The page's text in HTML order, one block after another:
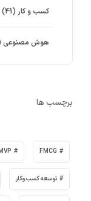
کسب و کار (41)
هوش مصنوعی
برچسب ها
FMCG
توسعه کسب‌وکار